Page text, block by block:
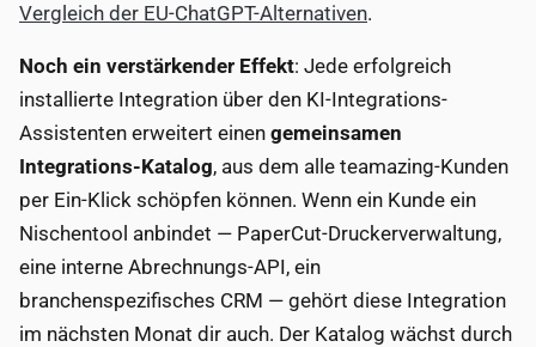
Vergleich der EU-ChatGPT-Alternativen.
Noch ein verstärkender Effekt: Jede erfolgreich
installierte Integration über den KI-Integrations-
Assistenten erweitert einen gemeinsamen
Integrations-Katalog, aus dem alle teamazing-Kunden
per Ein-Klick schöpfen können. Wenn ein Kunde ein
Nischentool anbindet — PaperCut-Druckerverwaltung,
eine interne Abrechnungs-API, ein
branchenspezifisches CRM — gehört diese Integration
im nächsten Monat dir auch. Der Katalog wächst durch